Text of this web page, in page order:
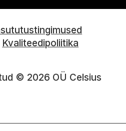
Kvaliteedipoliitika
© 2026 OÜ Celsius